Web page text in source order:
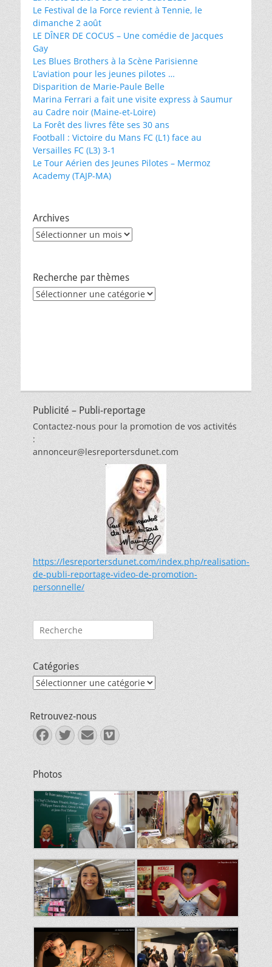
Le Festival de la Force revient à Tennie, le
dimanche 2 août
LE DÎNER DE COCUS – Une comédie de Jacques
Gay
Les Blues Brothers à la Scène Parisienne
L’aviation pour les jeunes pilotes …
Disparition de Marie-Paule Belle
Marina Ferrari a fait une visite express à Saumur
au Cadre noir (Maine-et-Loire)
La Forêt des livres fête ses 30 ans
Football : Victoire du Mans FC (L1) face au
Versailles FC (L3) 3-1
Le Tour Aérien des Jeunes Pilotes – Mermoz
Academy (TAJP-MA)
Archives
Archives
Recherche par thèmes
Recherche
Publicité – Publi-reportage
Contactez-nous pour la promotion de vos activités
:
annonceur@lesreportersdunet.com
https://lesreportersdunet.com/index.php/realisation-
de-publi-reportage-video-de-promotion-
personnelle/
Rechercher :
Catégories
Catégories
Retrouvez-nous
Facebook
Twitter
E-
mail
Vimeo
Photos